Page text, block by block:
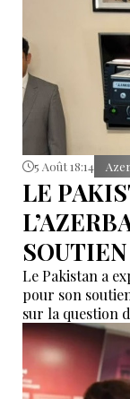
5 Août 18:14
LE
Le Pakistan a
pour son
sur la question
instances